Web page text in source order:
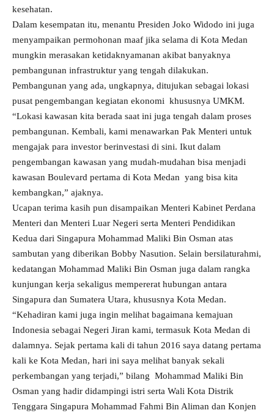
kesehatan.
Dalam kesempatan itu, menantu Presiden Joko Widodo ini juga
menyampaikan permohonan maaf jika selama di Kota Medan
mungkin merasakan ketidaknyamanan akibat banyaknya
pembangunan infrastruktur yang tengah dilakukan.
Pembangunan yang ada, ungkapnya, ditujukan sebagai lokasi
pusat pengembangan kegiatan ekonomi khususnya UMKM.
“Lokasi kawasan kita berada saat ini juga tengah dalam proses
pembangunan. Kembali, kami menawarkan Pak Menteri untuk
mengajak para investor berinvestasi di sini. Ikut dalam
pengembangan kawasan yang mudah-mudahan bisa menjadi
kawasan Boulevard pertama di Kota Medan yang bisa kita
kembangkan,” ajaknya.
Ucapan terima kasih pun disampaikan Menteri Kabinet Perdana
Menteri dan Menteri Luar Negeri serta Menteri Pendidikan
Kedua dari Singapura Mohammad Maliki Bin Osman atas
sambutan yang diberikan Bobby Nasution. Selain bersilaturahmi,
kedatangan Mohammad Maliki Bin Osman juga dalam rangka
kunjungan kerja sekaligus mempererat hubungan antara
Singapura dan Sumatera Utara, khususnya Kota Medan.
“Kehadiran kami juga ingin melihat bagaimana kemajuan
Indonesia sebagai Negeri Jiran kami, termasuk Kota Medan di
dalamnya. Sejak pertama kali di tahun 2016 saya datang pertama
kali ke Kota Medan, hari ini saya melihat banyak sekali
perkembangan yang terjadi,” bilang Mohammad Maliki Bin
Osman yang hadir didampingi istri serta Wali Kota Distrik
Tenggara Singapura Mohammad Fahmi Bin Aliman dan Konjen